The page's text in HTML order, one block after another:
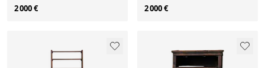
2 000 € 2 000 €